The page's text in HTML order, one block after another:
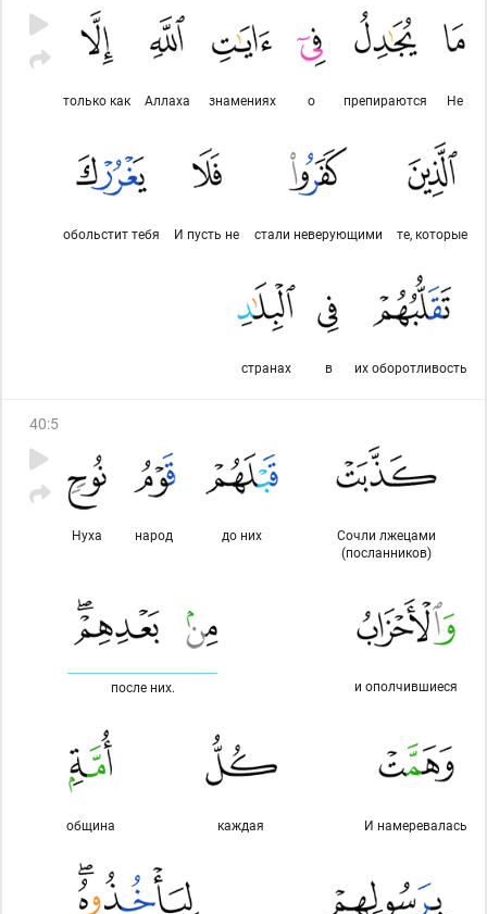
Не
препираются
о
знамениях
Аллаха
только как
те, которые
стали неверующими
И пусть не
обольстит тебя
их оборотливость
в
странах
40:5
Сочли лжецами
(посланников)
до них
народ
Нуха
и ополчившиеся
после них.
И намеревалась
каждая
община